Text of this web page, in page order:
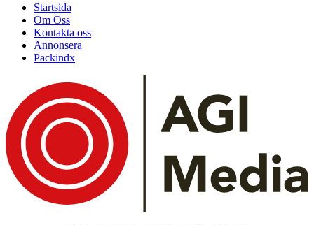
Startsida
Om Oss
Kontakta oss
Annonsera
Packindx